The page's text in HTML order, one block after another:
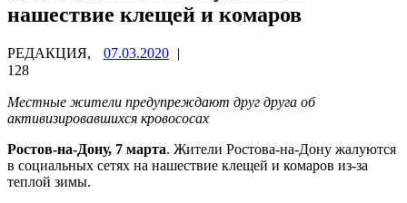
нашествие клещей и комаров
РЕДАКЦИЯ, 07.03.2020 |
128
Местные жители предупреждают друг друга об
активизировавшихся кровососах
Ростов-на-Дону, 7 марта. Жители Ростова-на-Дону жалуются
в социальных сетях на нашествие клещей и комаров из-за
теплой зимы.